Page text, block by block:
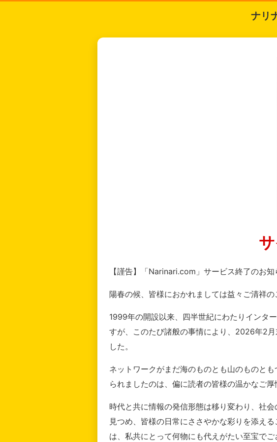
ナリ
【謹告】「Narinari.com」サービス終了のお知
陽春の候、皆様におかれましては益々ご清祥の
1999年の開設以来、四半世紀にわたりインタ
すが、このたび諸般の事情により、2026年2
した。
ネットワークがまだ海のものとも山のものと
られましたのは、偏に読者の皆様の温かなご
時代と共に情報の発信形態は移り変わり、社
見つめ、皆様の日常にささやかな彩りを添え
は、私共にとって何物にも代えがたい至宝でご